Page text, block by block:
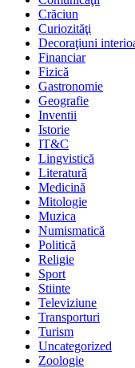
Crăciun
Curiozităţi
Decoraţiuni
Financiar
Fizică
Gastronomie
Geografie
Inventii
Istorie
IT&C
Lingvistică
Literatură
Medicină
Mitologie
Muzica
Numismatică
Politică
Religie
Sport
Stiinte
Televiziune
Transporturi
Turism
Uncategorized
Zoologie